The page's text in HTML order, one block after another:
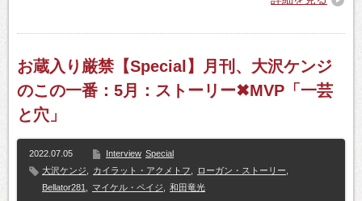
お蔵入り厳禁【Special】月刊、大沢ケンジ
のこの一番：5月：ストーリー✖MVP「一芸
と穴」
2022.07.05 Interview Special
大沢ケンジ
カイラット・アクメトフ ローガン・ストーリー
Bellator281
マイケル・ペイジ 和田竜光